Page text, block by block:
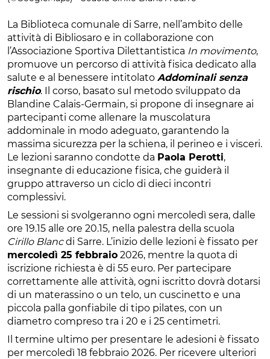
La Biblioteca comunale di Sarre, nell’ambito delle
attività di Bibliosaro e in collaborazione con
l’Associazione Sportiva Dilettantistica In movimento,
promuove un percorso di attività fisica dedicato alla
salute e al benessere intitolato Addominali senza
rischio. Il corso, basato sul metodo sviluppato da
Blandine Calais-Germain, si propone di insegnare ai
partecipanti come allenare la muscolatura
addominale in modo adeguato, garantendo la
massima sicurezza per la schiena, il perineo e i visceri.
Le lezioni saranno condotte da Paola Perotti,
insegnante di educazione fisica, che guiderà il
gruppo attraverso un ciclo di dieci incontri
complessivi.
Le sessioni si svolgeranno ogni mercoledì sera, dalle
ore 19.15 alle ore 20.15, nella palestra della scuola
Cirillo Blancdi Sarre. L’inizio delle lezioni è fissato per
mercoledì 25 febbraio 2026, mentre la quota di
iscrizione richiesta è di 55 euro. Per partecipare
correttamente alle attività, ogni iscritto dovrà dotarsi
di un materassino o un telo, un cuscinetto e una
piccola palla gonfiabile di tipo pilates, con un
diametro compreso tra i 20 e i 25 centimetri.
Il termine ultimo per presentare le adesioni è fissato
per mercoledì 18 febbraio 2026. Per ricevere ulteriori